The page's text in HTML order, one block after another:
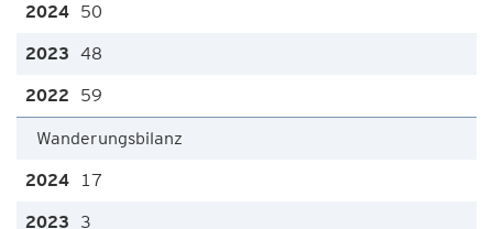
50
48
59
Wanderungsbilanz
17
3